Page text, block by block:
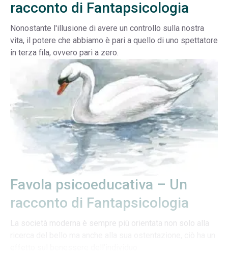
racconto di Fantapsicologia
Nonostante l'illusione di avere un controllo sulla nostra
vita, il potere che abbiamo è pari a quello di uno spettatore
in terza fila, ovvero pari a zero.
Favola psicoeducativa – Un
racconto di Fantapsicologia
La società moderna è sempre più orientata non solo alla